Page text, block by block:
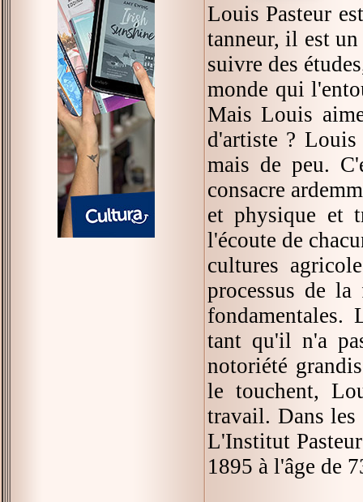
Louis Pasteur
tanneur, il est
suivre des
monde qui
Mais Louis
d'artiste ? Louis
mais de peu.
consacre
et physique et
l'écoute de
cultures
processus de
fondamentales.
tant qu'il n'a
notoriété
le touchent,
travail. Dans
L'Institut
1895 à l'âge de